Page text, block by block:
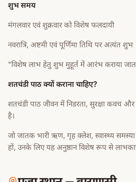
शुभ समय
मंगलवार एवं शुक्रवार को विशेष फलदायी
नवरात्रि, अष्टमी एवं पूर्णिमा तिथि पर अत्यंत शुभ
"विशेष लाभ हेतु शुभ मुहूर्त में आरंभ कराया
शतचंडी पाठ क्यों कराना चाहिए?
शतचंडी पाठ जीवन में निडरता, सुरक्षा कवच और
है।
जो जातक भारी ऋण, गृह क्लेश, स्वास्थ्य
हों, उनके लिए यह अनुष्ठान विशेष रूप से